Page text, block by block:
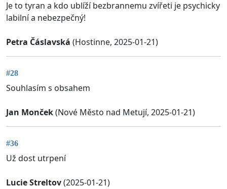
Je to tyran a kdo ublíží bezbrannemu zvířeti je psychicky
labilní a nebezpečný!
Petra Čáslavská (Hostinne, 2025-01-21)
#28
Souhlasím s obsahem
Jan Monček(Nové Město nad Metují, 2025-01-21)
#36
Už dost utrpení
Lucie Streltov(2025-01-21)